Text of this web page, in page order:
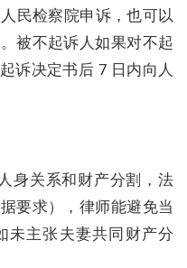
民检察院申诉，也可以
被不起诉人如果对不起
诉决定书后 7 日内向人
身关系和财产分割，法
要求），律师能避免当
未主张夫妻共同财产分